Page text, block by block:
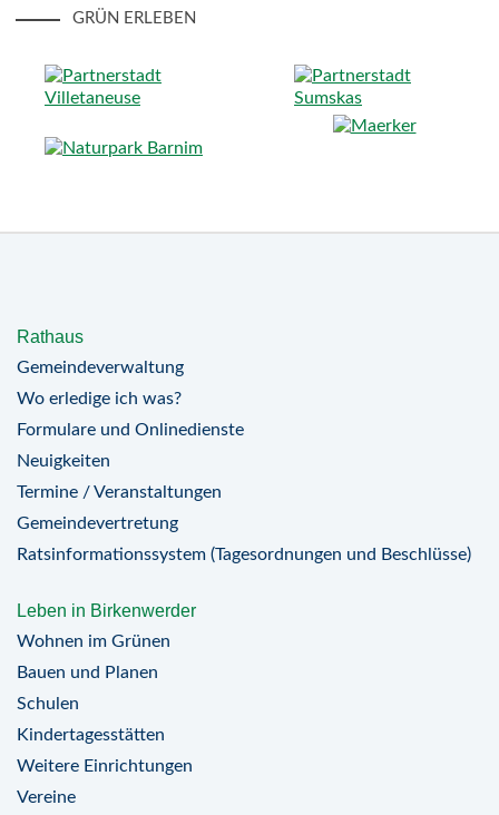
GRÜN ERLEBEN
Rathaus
Gemeindeverwaltung
Wo erledige ich was?
Formulare und Onlinedienste
Neuigkeiten
Termine / Veranstaltungen
Gemeindevertretung
Ratsinformationssystem (Tagesordnungen und Beschlüsse)
Leben in Birkenwerder
Wohnen im Grünen
Bauen und Planen
Schulen
Kindertagesstätten
Weitere Einrichtungen
Vereine